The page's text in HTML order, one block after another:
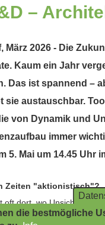
–
März 2026 - Die
Kaum ein Jahr
Das ist spannend –
sie austauschbar.
von Dynamik und
immer
5. Mai um 14.45 Uhr
Zeiten "aktionistisch"?
oft dort, wo Unsicherheit
die bestmögliche